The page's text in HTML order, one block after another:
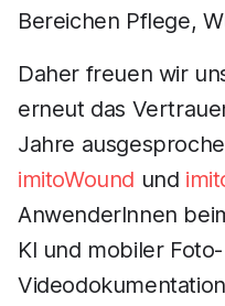
Bereichen Pflege,
Daher freuen wir
erneut das
Jahre
imitoWound und
AnwenderInnen
KI und mobiler